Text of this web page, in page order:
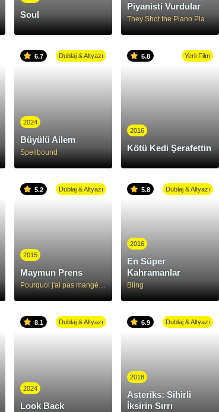
Soul
Piyanisti Vurdular
They Shot the Piano Player
6.7 Dublaj & Altyazı
2024
Büyülü Ailem
Spellbound
6.8 Yerli Film
2016
Kötü Kedi Şerafettin
5.2 Dublaj & Altyazı
2015
Maymun Prens
Pourquoi j'ai pas mangé mon père
5.8 Dublaj & Altyazı
2016
En Süper
Kahramanlar
Bling
8.1 Dublaj & Altyazı
2024
Look Back
6.9 Dublaj & Altyazı
2018
Asteriks: Sihirli
İksirin Sırrı